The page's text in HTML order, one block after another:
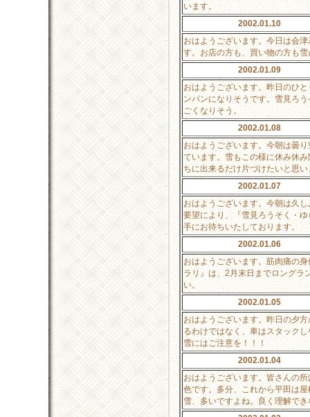
います。
2002.01.10
おはようございます。今日は会
す。お店の方も、買い物の方も
2002.01.09
おはようございます。昨日のひ
ンパンになりそうです。雪見ろ
ごくなりそう。
2002.01.08
おはようございます。今朝は曇
ています。雪もこの様に休み休
ちに出来るだけ片づけたいと思
2002.01.07
おはようございます。今朝は久
要望により、『雪見ろうそく・
手にお待ちいたしております。
2002.01.06
おはようございます。筋肉痛の
ラリ』は、2月末日までロングラ
い。
2002.01.05
おはようございます。昨日の夕
るわけではなく、車はスタック
雪にはご注意を！！！
2002.01.04
おはようございます。皆さんの
色です。多分、これから平田は
雪、多いですよね。良く理解で